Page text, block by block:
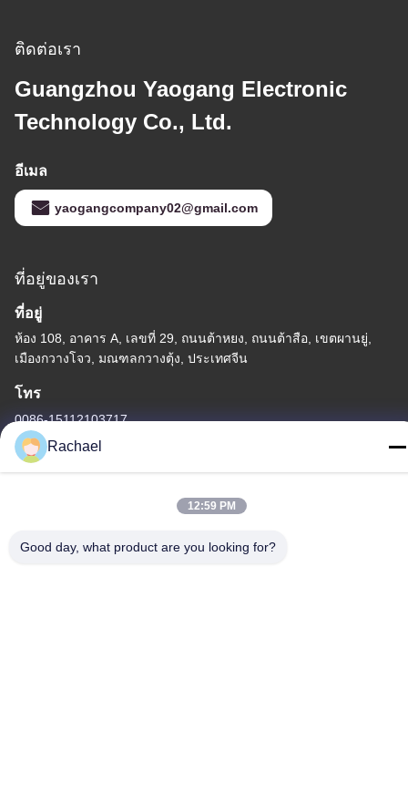
ติดต่อเรา
Guangzhou Yaogang Electronic
Technology Co., Ltd.
อีเมล
yaogangcompany02@gmail.com
ที่อยู่ของเรา
ที่อยู่
ห้อง 108, อาคาร A, เลขที่ 29, ถนนต้าหยง, ถนนต้าสือ, เขตผานยู่,
เมืองกวางโจว, มณฑลกวางตุ้ง, ประเทศจีน
โทร
0086-15112103717
นโยบายความเป็นส่วนตัว|
แผนผังเว็บไซต์
Rachael
12:59 PM
Good day, what product are you looking for?